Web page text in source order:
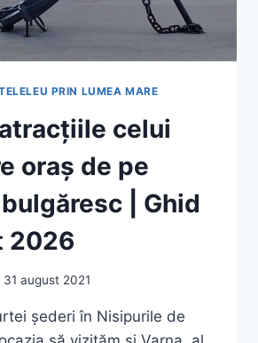
PRIN LUMEA MARE
celui
oraș de pe
| Ghid
2026
31 august 2021
șederi în Nisipurile de